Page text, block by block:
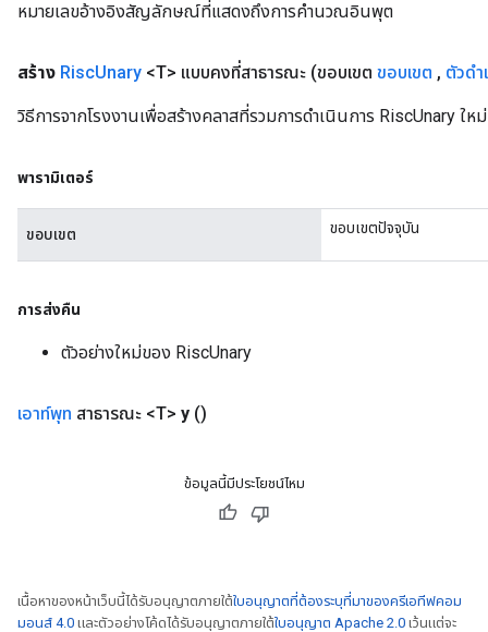
หมายเลขอ้างอิงสัญลักษณ์ที่แสดงถึงการคำนวณอินพุต
สร้าง RiscUnary <T> แบบคงที่สาธารณะ (ขอบเขต ขอบเขต , ตัวดำ
วิธีการจากโรงงานเพื่อสร้างคลาสที่รวมการดำเนินการ RiscUnary ใหม่
พารามิเตอร์
ขอบเขต ขอบเขตปัจจุบัน
การส่งคืน
ตัวอย่างใหม่ของ RiscUnary
เอาท์พุท สาธารณะ <T> y ()
ข้อมูลนี้มีประโยชน์ไหม
เนื้อหาของหน้าเว็บนี้ได้รับอนุญาตภายใต้ใบอนุญาตที่ต้องระบุที่มาของครีเอทีฟคอม
มอนส์ 4.0 และตัวอย่างโค้ดได้รับอนุญาตภายใต้ใบอนุญาต Apache 2.0 เว้นแต่จะ